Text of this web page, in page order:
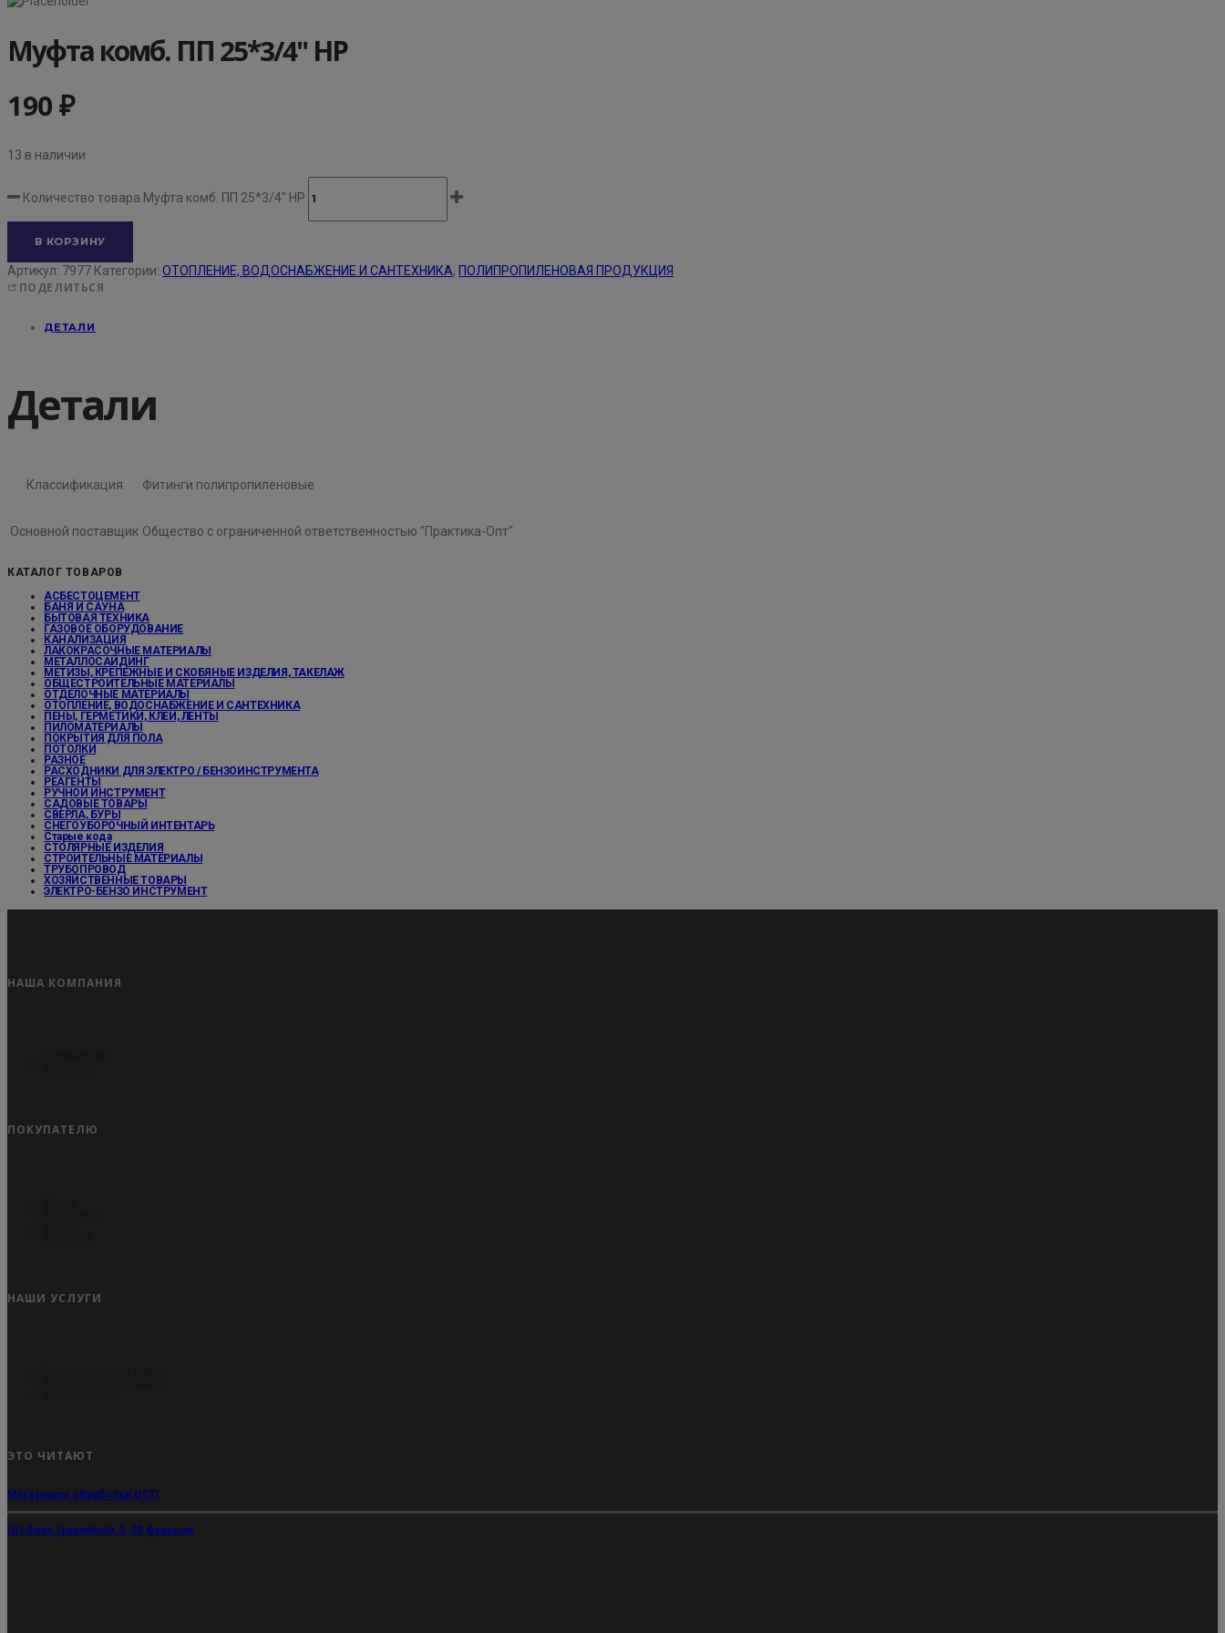
Муфта комб. ПП 25*3/4" НР
190₽
13 в наличии
Количество товара Муфта комб. ПП 25*3/4" НР
В КОРЗИНУ
Артикул: 7977 Категории: ОТОПЛЕНИЕ, ВОДОСНАБЖЕНИЕ И САНТЕХНИКА, ПОЛИПРОПИЛЕНОВАЯ ПРОДУКЦИЯ
ПОДЕЛИТЬСЯ
ДЕТАЛИ
Детали
Классификация Фитинги полипропиленовые
Основной поставщик Общество с ограниченной ответственностью "Практика-Опт"
КАТАЛОГ ТОВАРОВ
АСБЕСТОЦЕМЕНТ
БАНЯ И САУНА
БЫТОВАЯ ТЕХНИКА
ГАЗОВОЕ ОБОРУДОВАНИЕ
КАНАЛИЗАЦИЯ
ЛАКОКРАСОЧНЫЕ МАТЕРИАЛЫ
МЕТАЛЛОСАЙДИНГ
МЕТИЗЫ, КРЕПЕЖНЫЕ И СКОБЯНЫЕ ИЗДЕЛИЯ, ТАКЕЛАЖ
ОБЩЕСТРОИТЕЛЬНЫЕ МАТЕРИАЛЫ
ОТДЕЛОЧНЫЕ МАТЕРИАЛЫ
ОТОПЛЕНИЕ, ВОДОСНАБЖЕНИЕ И САНТЕХНИКА
ПЕНЫ, ГЕРМЕТИКИ, КЛЕИ, ЛЕНТЫ
ПИЛОМАТЕРИАЛЫ
ПОКРЫТИЯ ДЛЯ ПОЛА
ПОТОЛКИ
РАЗНОЕ
РАСХОДНИКИ ДЛЯ ЭЛЕКТРО / БЕНЗОИНСТРУМЕНТА
РЕАГЕНТЫ
РУЧНОЙ ИНСТРУМЕНТ
САДОВЫЕ ТОВАРЫ
СВЕРЛА, БУРЫ
СНЕГОУБОРОЧНЫЙ ИНТЕНТАРЬ
Старые кода
СТОЛЯРНЫЕ ИЗДЕЛИЯ
СТРОИТЕЛЬНЫЕ МАТЕРИАЛЫ
ТРУБОПРОВОД
ХОЗЯЙСТВЕННЫЕ ТОВАРЫ
ЭЛЕКТРО-БЕНЗО ИНСТРУМЕНТ
НАША КОМПАНИЯ
ПОКУПАТЕЛЮ
НАШИ УСЛУГИ
ЭТО ЧИТАЮТ
Материалы обработки ОСП
Щебень гравийный, 5-20 фракция